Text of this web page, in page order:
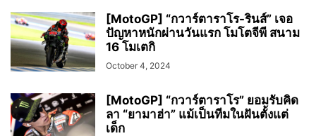
[MotoGP] “กวาร์ตาราโร-รินส์” เจอ
ปัญหาหนักผ่านวันแรก โมโตจีพี สนาม
16 โมเตกิ
October 4, 2024
[MotoGP] “กวาร์ตาราโร” ยอมรับคิด
ลา “ยามาฮ่า” แม้เป็นทีมในฝันตั้งแต่
เด็ก